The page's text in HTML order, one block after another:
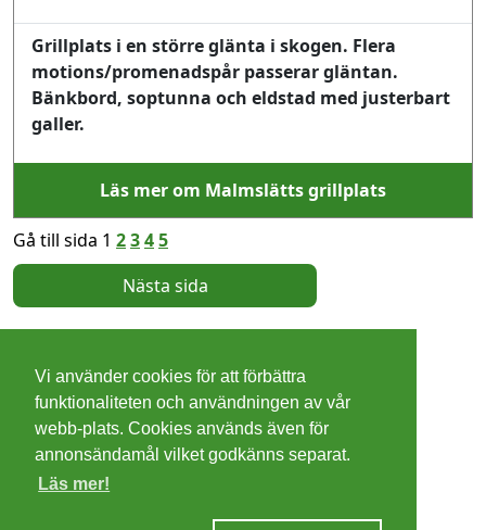
Grillplats i en större glänta i skogen. Flera
motions/promenadspår passerar gläntan.
Bänkbord, soptunna och eldstad med justerbart
galler.
Läs mer om Malmslätts grillplats
Gå till sida 1 2345
Nästa sida
Cookies
Integritetspolicy
Villkor
Vi använder cookies för att förbättra
funktionaliteten och användningen av vår
webb-plats. Cookies används även för
annonsändamål vilket godkänns separat.
Läs mer!